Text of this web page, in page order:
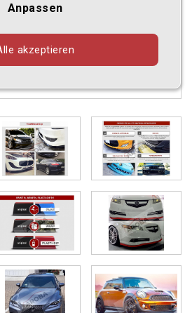
Anpassen
akzeptieren